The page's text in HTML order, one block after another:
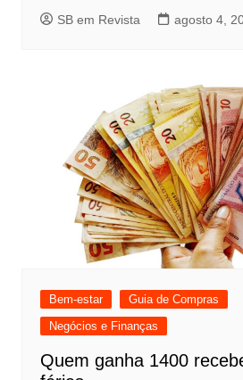
SB em Revista agosto 4,
Bem-estar
Guia de Compras
Negócios e Finanças
Quem ganha 1400